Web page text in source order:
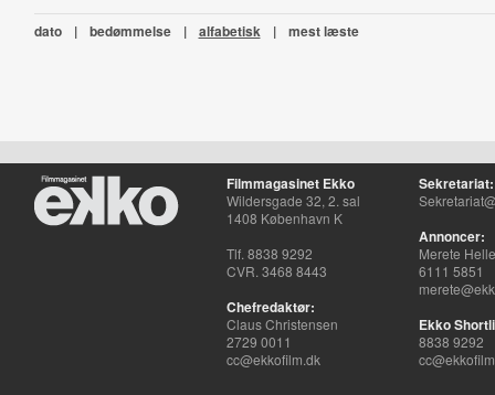
dato | bedømmelse | alfabetisk | mest læste
Filmmagasinet Ekko
Wildersgade 32, 2. sal
1408 København K
Tlf. 8838 9292
CVR. 3468 8443
Chefredaktør:
Claus Christensen
2729 0011
cc@ekkofilm.dk
Sekretariat:
Annoncer:
Merete
6111 5851
Ekko
8838 9292